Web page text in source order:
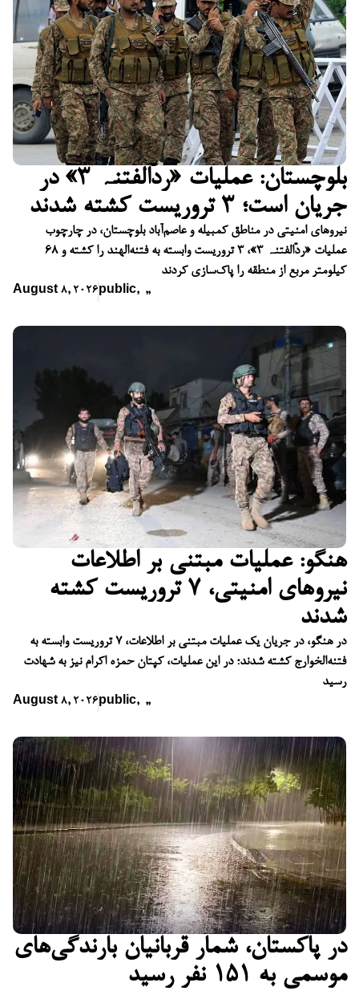
بلوچستان: عملیات «ردّالفتنہ ۳» در
جریان است؛ ۳ تروریست کشته شدند
نیروهای امنیتی در مناطق کمبیله و عاصم‌آباد بلوچستان، در چارچوب
عملیات «ردّالفتنہ ۳»، ۳ تروریست وابسته به فتنه‌الهند را کشته و ۶۸
کیلومتر مربع از منطقه را پاک‌سازی کردند
August 8, 2026 public, ,,
هنگو: عملیات مبتنی بر اطلاعات
نیروهای امنیتی، ۷ تروریست کشته
شدند
در هنگو، در جریان یک عملیات مبتنی بر اطلاعات، ۷ تروریست وابسته به
فتنه‌الخوارج کشته شدند؛ در این عملیات، کپتان حمزه اکرام نیز به شهادت
رسید
August 8, 2026 public, ,,
در پاکستان، شمار قربانیان بارندگی‌های
موسمی به ۱۵۱ نفر رسید